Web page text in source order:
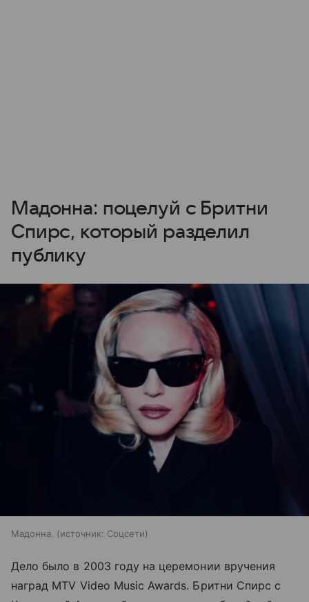
Мадонна: поцелуй с Бритни
Спирс, который разделил
публику
Мадонна. источник: Соцсети
Дело было в 2003 году на церемонии вручения
наград MTV Video Music Awards. Бритни Спирс с